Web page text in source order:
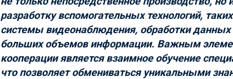
разработку вспомогательных технологий,
системы видеонаблюдения, обработки данных
больших объемов информации. Важным
кооперации является взаимное обучение
что позволяет обмениваться уникальными